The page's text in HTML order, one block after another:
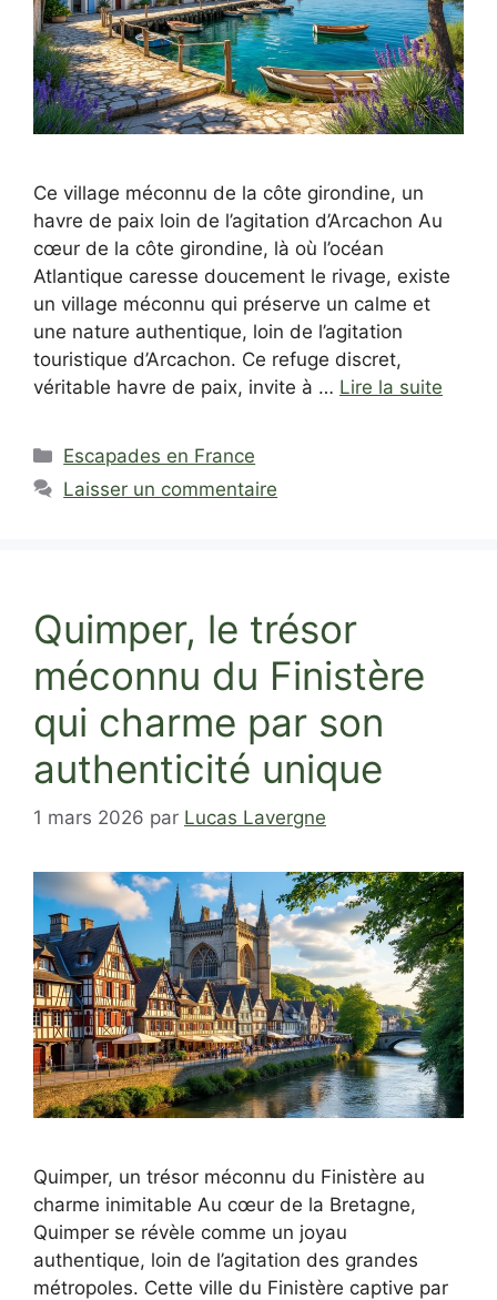
Ce village méconnu de la côte girondine, un
havre de paix loin de l’agitation d’Arcachon Au
cœur de la côte girondine, là où l’océan
Atlantique caresse doucement le rivage, existe
un village méconnu qui préserve un calme et
une nature authentique, loin de l’agitation
touristique d’Arcachon. Ce refuge discret,
véritable havre de paix, invite à … Lire la suite
Catégories
Escapades en France
Laisser un commentaire
Quimper, le trésor
méconnu du Finistère
qui charme par son
authenticité unique
1 mars 2026 par Lucas Lavergne
Quimper, un trésor méconnu du Finistère au
charme inimitable Au cœur de la Bretagne,
Quimper se révèle comme un joyau
authentique, loin de l’agitation des grandes
métropoles. Cette ville du Finistère captive par